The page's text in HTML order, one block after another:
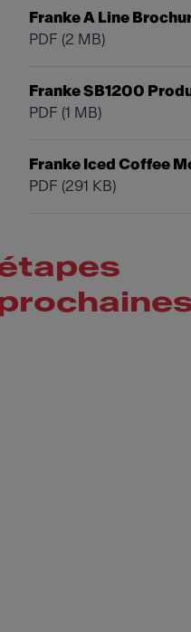
Franke A Line
PDF (2 MB)
Franke SB1200
PDF (1 MB)
Franke Iced Coffee
PDF (291 KB)